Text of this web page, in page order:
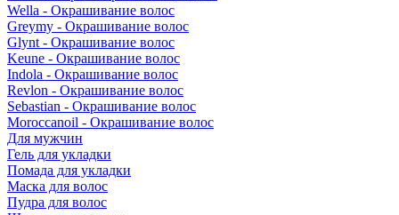
Wella - Окрашивание волос
Greymy - Окрашивание волос
Glynt - Окрашивание волос
Keune - Окрашивание волос
Indola - Окрашивание волос
Revlon - Окрашивание волос
Sebastian - Окрашивание волос
Moroccanoil - Окрашивание волос
Для мужчин
Гель для укладки
Помада для укладки
Маска для волос
Пудра для волос